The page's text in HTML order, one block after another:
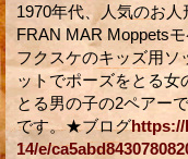
1970年代、人気のお
FRAN MAR Moppets
フクスケのキッズ用ソ
ットでポーズをとる
とる男の子の2ペアー
です。★ブログhttps://
14/e/